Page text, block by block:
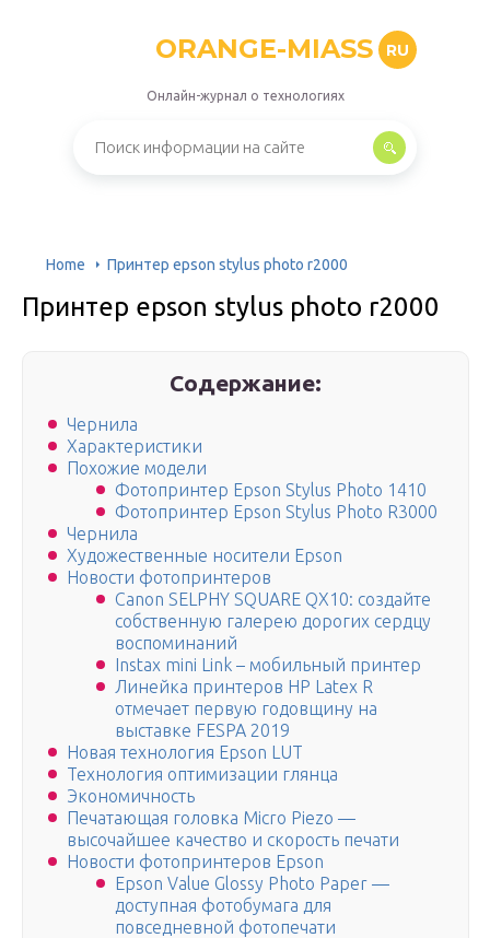
ORANGE-MIASS RU
Онлайн-журнал о технологиях
Home Принтер epson stylus photo r2000
Принтер epson stylus photo r2000
Содержание:
Чернила
Характеристики
Похожие модели
Фотопринтер Epson Stylus Photo 1410
Фотопринтер Epson Stylus Photo R3000
Чернила
Художественные носители Epson
Новости фотопринтеров
Canon SELPHY SQUARE QX10: создайте
собственную галерею дорогих сердцу
воспоминаний
Instax mini Link – мобильный принтер
Линейка принтеров HP Latex R
отмечает первую годовщину на
выставке FESPA 2019
Новая технология Epson LUT
Технология оптимизации глянца
Экономичность
Печатающая головка Micro Piezo —
высочайшее качество и скорость печати
Новости фотопринтеров Epson
Epson Value Glossy Photo Paper —
доступная фотобумага для
повседневной фотопечати